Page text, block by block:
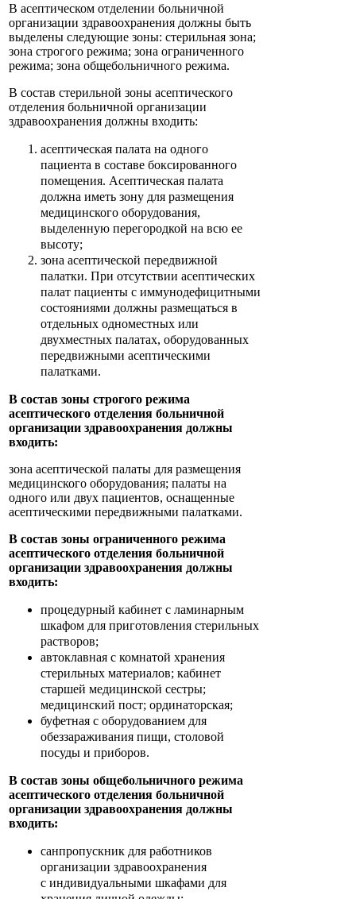
В асептическом отделении больничной
организации здравоохранения должны быть
выделены следующие зоны: стерильная зона;
зона строгого режима; зона ограниченного
режима; зона общебольничного режима.
В состав стерильной зоны асептического
отделения больничной организации
здравоохранения должны входить:
асептическая палата на одного
пациента в составе боксированного
помещения. Асептическая палата
должна иметь зону для размещения
медицинского оборудования,
выделенную перегородкой на всю ее
высоту;
зона асептической передвижной
палатки. При отсутствии асептических
палат пациенты с иммунодефицитными
состояниями должны размещаться в
отдельных одноместных или
двухместных палатах, оборудованных
передвижными асептическими
палатками.
В состав зоны строгого режима
асептического отделения больничной
организации здравоохранения должны
входить:
зона асептической палаты для размещения
медицинского оборудования; палаты на
одного или двух пациентов, оснащенные
асептическими передвижными палатками.
В состав зоны ограниченного режима
асептического отделения больничной
организации здравоохранения должны
входить:
процедурный кабинет с ламинарным
шкафом для приготовления стерильных
растворов;
автоклавная с комнатой хранения
стерильных материалов; кабинет
старшей медицинской сестры;
медицинский пост; ординаторская;
буфетная с оборудованием для
обеззараживания пищи, столовой
посуды и приборов.
В состав зоны общебольничного режима
асептического отделения больничной
организации здравоохранения должны
входить:
санпропускник для работников
организации здравоохранения
с индивидуальными шкафами для